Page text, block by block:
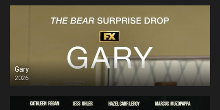
Gary
2026